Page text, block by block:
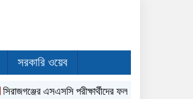
সরকারি ওয়েব
সিরাজগঞ্জের এসএসসি পরীক্ষার্থীদের ফল দেখতে নতুন নিয়ম,